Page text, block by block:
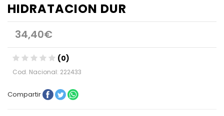
HIDRATACION DUR
34,40€
(0)
Cod. Nacional: 222433
Compartir